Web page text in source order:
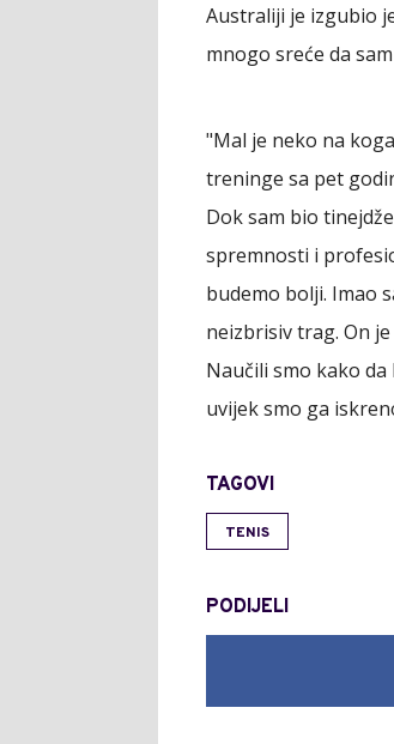
Australiji je izgubio
mnogo sreće da
"Mal je neko na
treninge sa pet
Dok sam bio
spremnosti i
budemo bolji. Imao
neizbrisiv trag. On
Naučili smo kako
uvijek smo ga
TAGOVI
TENIS
PODIJELI